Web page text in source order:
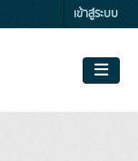
เข้าสู่ระบบ